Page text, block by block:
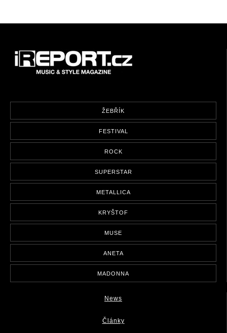
ŽEBŘÍK
FESTIVAL
ROCK
SUPERSTAR
METALLICA
KRYŠTOF
MUSE
ANETA
MADONNA
News
Články